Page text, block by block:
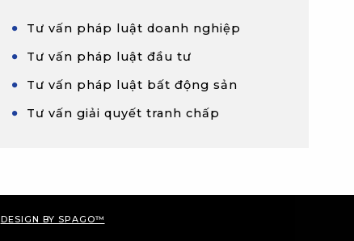
Tư vấn pháp luật doanh nghiệp
Tư vấn pháp luật đầu tư
Tư vấn pháp luật bất động sản
Tư vấn giải quyết tranh chấp
DESIGN BY SPAGO™